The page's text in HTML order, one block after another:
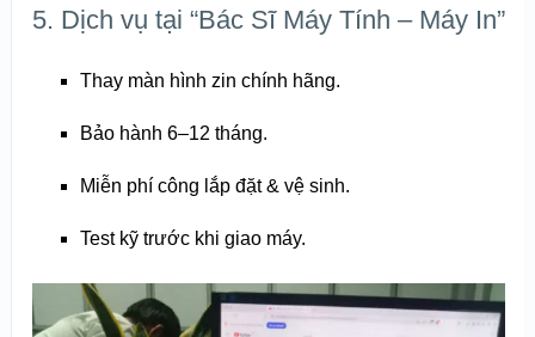
5. Dịch vụ tại “Bác Sĩ Máy Tính – Máy In”
Thay màn hình zin chính hãng.
Bảo hành 6–12 tháng.
Miễn phí công lắp đặt & vệ sinh.
Test kỹ trước khi giao máy.